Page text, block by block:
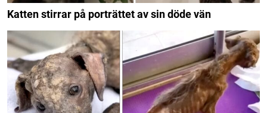
Katten stirrar på porträttet av sin döde vän